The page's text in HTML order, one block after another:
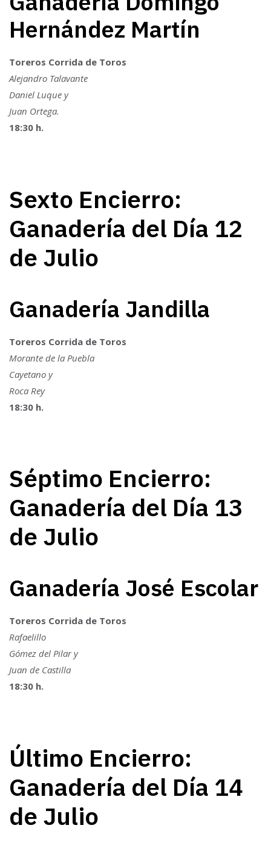
Hernández Martín
Toreros Corrida de Toros
Alejandro Talavante
Daniel Luque y
Juan Ortega.
18:30 h.
Sexto Encierro:
Ganadería del Día 12
de Julio
Ganadería Jandilla
Toreros Corrida de Toros
Morante de la Puebla
Cayetano y
Roca Rey
18:30 h.
Séptimo Encierro:
Ganadería del Día 13
de Julio
Ganadería José Escolar
Toreros Corrida de Toros
Rafaelillo
Gómez del Pilar y
Juan de Castilla
18:30 h.
Último Encierro:
Ganadería del Día 14
de Julio